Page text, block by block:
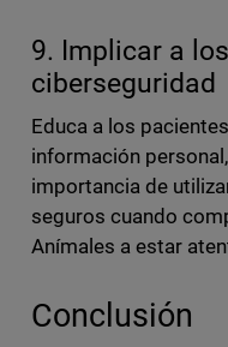
9. Implicar a
ciberseguridad
Educa a los
información
importancia de
seguros cuando
Anímales a estar
Conclusión